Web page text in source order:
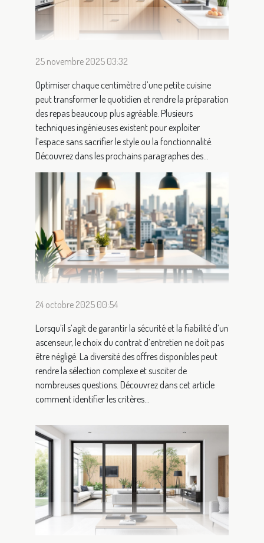
25 novembre 2025 03:32
Optimiser chaque centimètre d’une petite cuisine
peut transformer le quotidien et rendre la préparation
des repas beaucoup plus agréable. Plusieurs
techniques ingénieuses existent pour exploiter
l’espace sans sacrifier le style ou la fonctionnalité.
Découvrez dans les prochains paragraphes des...
24 octobre 2025 00:54
Lorsqu’il s’agit de garantir la sécurité et la fiabilité d’un
ascenseur, le choix du contrat d’entretien ne doit pas
être négligé. La diversité des offres disponibles peut
rendre la sélection complexe et susciter de
nombreuses questions. Découvrez dans cet article
comment identifier les critères...